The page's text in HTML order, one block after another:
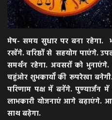
हेल्थ & लाइफ स्टाइल
वीडियो
Gallery
मेष- समय सुधार पर बना रहेगा.
रखेंगे. वरिष्ठों से सहयोग पाएंगे.
समर्थन रहेगा. अवसरों को
चहुंओर शुभकार्यों की रूपरेखा
परिणाम पक्ष में बनेंगे. पुण्यार्जन
लाभकारी योजनाएं आगे बढ़ाएंगे.
साथ बढ़ेगा.